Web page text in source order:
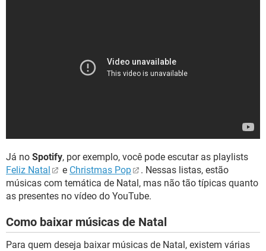
Já no Spotify, por exemplo, você pode escutar as playlists
Feliz Natal
e Christmas Pop
. Nessas listas, estão
músicas com temática de Natal, mas não tão típicas quanto
as presentes no vídeo do YouTube.
Como baixar músicas de Natal
Para quem deseja baixar músicas de Natal, existem várias